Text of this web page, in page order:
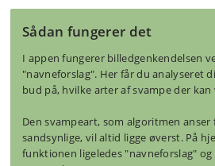
Sådan fungerer det
I appen fungerer billedgenkendelsen
"navneforslag". Her får du analyseret
bud på, hvilke arter af svampe der
Den svampeart, som algoritmen
sandsynlige, vil altid ligge øverst. På
funktionen ligeledes "navneforslag"